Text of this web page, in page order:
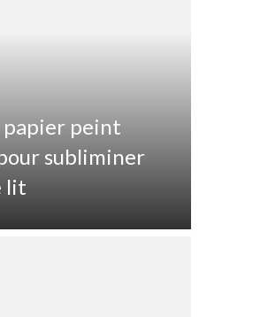
papier peint
subliminer
lit